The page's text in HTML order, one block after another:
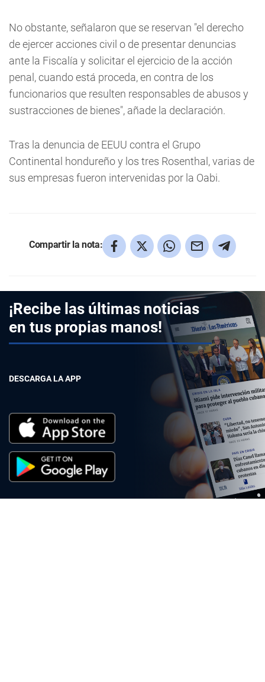
No obstante, señalaron que se reservan "el derecho
de ejercer acciones civil o de presentar denuncias
ante la Fiscalía y solicitar el ejercicio de la acción
penal, cuando está proceda, en contra de los
funcionarios que resulten responsables de abusos y
sustracciones de bienes", añade la declaración.
Tras la denuncia de EEUU contra el Grupo
Continental hondureño y los tres Rosenthal, varias de
sus empresas fueron intervenidas por la Oabi.
Compartir la nota:
¡Recibe las últimas noticias
en tus propias manos!
DESCARGA LA APP